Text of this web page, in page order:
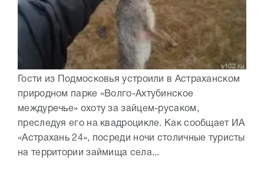
Гости из Подмосковья устроили в Астраханском
природном парке «Волго-Ахтубинское
междуречье» охоту за зайцем-русаком,
преследуя его на квадроцикле. Как сообщает ИА
«Астрахань 24», посреди ночи столичные туристы
на территории займища села...